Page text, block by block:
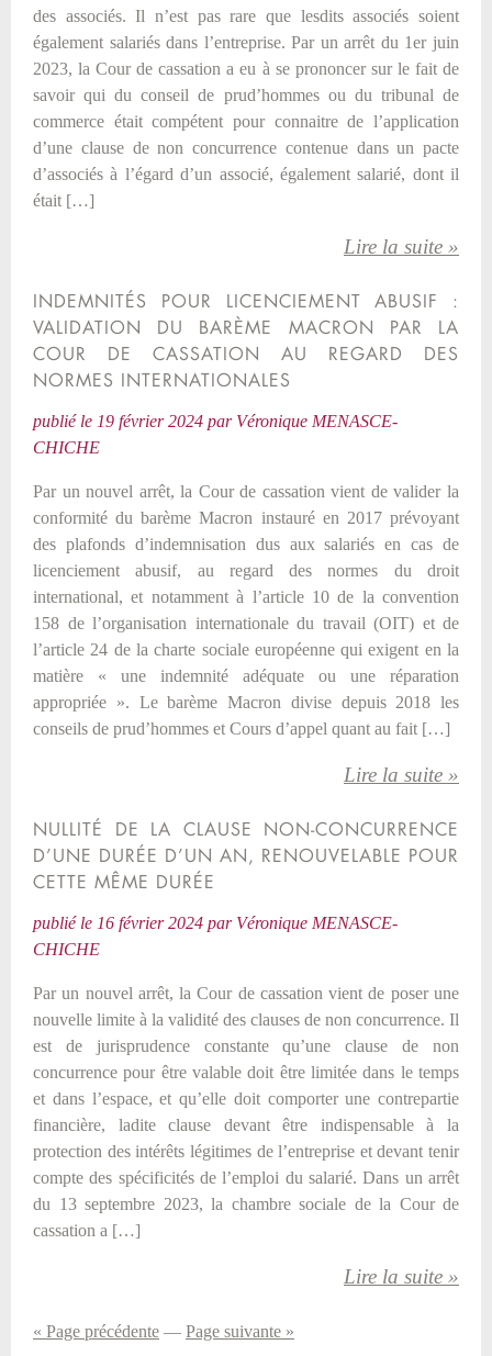
des associés. Il n’est pas rare que lesdits associés soient
également salariés dans l’entreprise. Par un arrêt du 1er juin
2023, la Cour de cassation a eu à se prononcer sur le fait de
savoir qui du conseil de prud’hommes ou du tribunal de
commerce était compétent pour connaitre de l’application
d’une clause de non concurrence contenue dans un pacte
d’associés à l’égard d’un associé, également salarié, dont il
était […]
Lire la suite »
INDEMNITÉS POUR LICENCIEMENT ABUSIF :
VALIDATION DU BARÈME MACRON PAR LA
COUR DE CASSATION AU REGARD DES
NORMES INTERNATIONALES
publié le 19 février 2024 par Véronique MENASCE-
CHICHE
Par un nouvel arrêt, la Cour de cassation vient de valider la
conformité du barème Macron instauré en 2017 prévoyant
des plafonds d’indemnisation dus aux salariés en cas de
licenciement abusif, au regard des normes du droit
international, et notamment à l’article 10 de la convention
158 de l’organisation internationale du travail (OIT) et de
l’article 24 de la charte sociale européenne qui exigent en la
matière « une indemnité adéquate ou une réparation
appropriée ». Le barème Macron divise depuis 2018 les
conseils de prud’hommes et Cours d’appel quant au fait […]
Lire la suite »
NULLITÉ DE LA CLAUSE NON-CONCURRENCE
D’UNE DURÉE D’UN AN, RENOUVELABLE POUR
CETTE MÊME DURÉE
publié le 16 février 2024 par Véronique MENASCE-
CHICHE
Par un nouvel arrêt, la Cour de cassation vient de poser une
nouvelle limite à la validité des clauses de non concurrence. Il
est de jurisprudence constante qu’une clause de non
concurrence pour être valable doit être limitée dans le temps
et dans l’espace, et qu’elle doit comporter une contrepartie
financière, ladite clause devant être indispensable à la
protection des intérêts légitimes de l’entreprise et devant tenir
compte des spécificités de l’emploi du salarié. Dans un arrêt
du 13 septembre 2023, la chambre sociale de la Cour de
cassation a […]
Lire la suite »
« Page précédente — Page suivante »